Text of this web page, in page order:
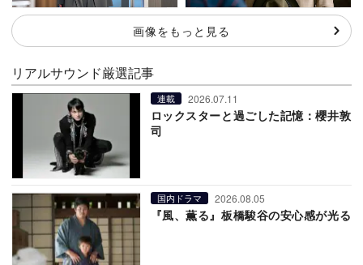
画像をもっと見る
リアルサウンド厳選記事
連載 2026.07.11
ロックスターと過ごした記憶：櫻井敦
司
国内ドラマ 2026.08.05
『風、薫る』板橋駿谷の安心感が光る